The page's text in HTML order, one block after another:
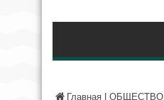
Главная ОБЩЕСТВО